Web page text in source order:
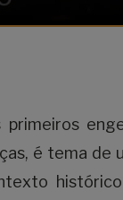
é tema de